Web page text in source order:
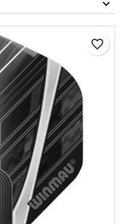
favorite_border